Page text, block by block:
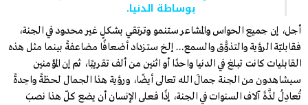
بوساطة الدنيا.
أجل، إن جميع الحواس والمشاعر ستنمو وترتقي بشكلٍ غير محدود في الجنة،
فقابليّة الرؤية والتذوُّق والسمع… إلـخ ستزداد أضعافًا مضاعفةً بينما مثل هذه
القابليات كانت تبلغ في الدنيا واحدًا أو اثنين من ألف تقريبًا، ثم إن المؤمنين
سيشاهدون من الجنة جمالَ الله تعالى أيضًا، ورؤية هذا الجمال لحظةً واحِدةً
تُعادِلُ لذَّةَ آلاف السنوات في الجنة، إذًا فعلى الإنسان أن يضع كلّ هذا نصبَ